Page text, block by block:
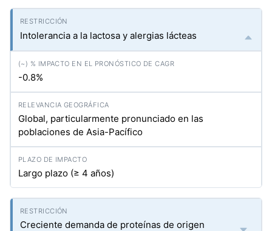
Intolerancia a la lactosa y alergias lácteas
-0.8%
Global, particularmente pronunciado en las
poblaciones de Asia-Pacífico
Largo plazo (≥ 4 años)
Creciente demanda de proteínas de origen